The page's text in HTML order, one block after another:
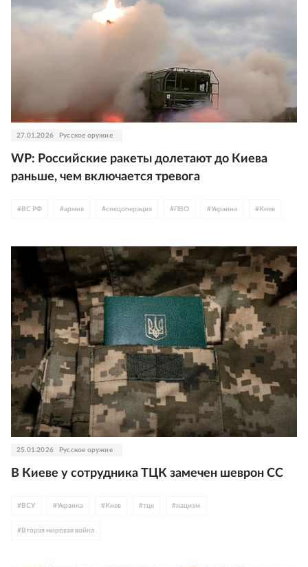
27.01.2026 Русское оружие
WP: Российские ракеты долетают до Киева
раньше, чем включается тревога
# ВС РФ #армия #спецоперация # ПВО #Украина # Киев
25.01.2026 Русское оружие
В Киеве у сотрудника ТЦК замечен шеврон СС
# ВСУ #Украина # Киев #тцк #нацизм
# Вторая мировая война